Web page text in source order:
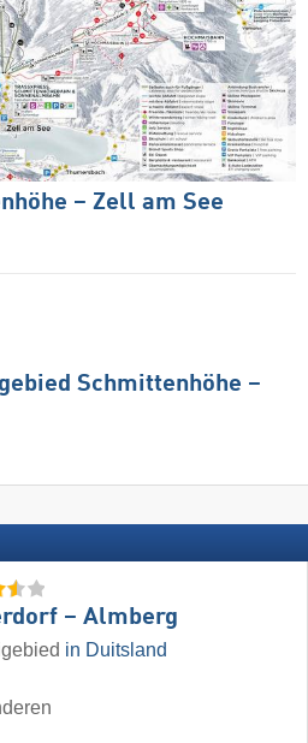
– Zell am See
Schmittenhöhe –
– Almberg
in Duitsland